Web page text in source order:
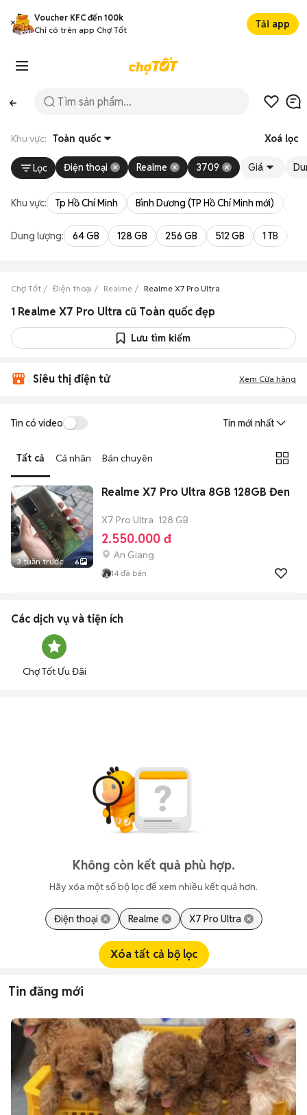
Voucher KFC đến 100k
Chỉ có trên app Chợ Tốt
Tải app
Khu vực: Toàn quốc Xoá lọc
Lọc Điện thoại Realme 3709 Giá
Khu vực: Tp Hồ Chí Minh Bình Dương (TP Hồ Chí Minh mới)
Dung lượng: 64 GB 128 GB 256 GB 512 GB 1 TB
Chợ Tốt Điện thoại Realme Realme X7 Pro Ultra
1 Realme X7 Pro Ultra cũ Toàn quốc đẹp
Lưu tìm kiếm
Siêu thị điện tử Xem Cửa hàng
Tin có video Tin mới nhất
Tất cả Cá nhân Bán chuyên
3 tuần trước 6
Realme X7 Pro Ultra 8GB 128GB Đen
X7 Pro Ultra 128 GB
2.550.000 đ
An Giang
14 đã bán
Các dịch vụ và tiện ích
Chợ Tốt Ưu Đãi
Không còn kết quả phù hợp.
Hãy xóa một số bộ lọc để xem nhiều kết quả hơn.
Điện thoại Realme X7 Pro Ultra
Xóa tất cả bộ lọc
Tin đăng mới